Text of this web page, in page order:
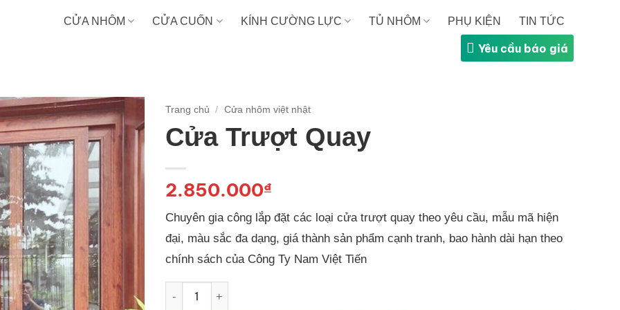
CỬA NHÔM CỬA CUỐN KÍNH CƯỜNG LỰC TỦ NHÔM PHỤ KIỆN TIN TỨC
Yêu cầu báo giá
Trang chủ / Cửa nhôm việt nhật
Cửa Trượt Quay
2.850.000₫
Chuyên gia công lắp đặt các loại cửa trượt quay theo yêu cầu, mẫu mã hiện
đại, màu sắc đa dạng, giá thành sản phẩm cạnh tranh, bao hành dài hạn theo
chính sách của Công Ty Nam Việt Tiến
Cửa Trượt Quay số lượng